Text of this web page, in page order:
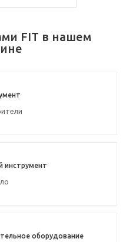
FIT в нашем
инструмент
оборудование